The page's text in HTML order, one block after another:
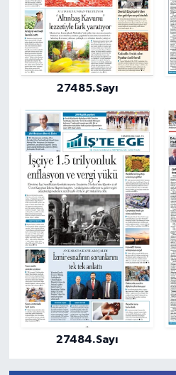
27485.Sayı
27484.Sayı